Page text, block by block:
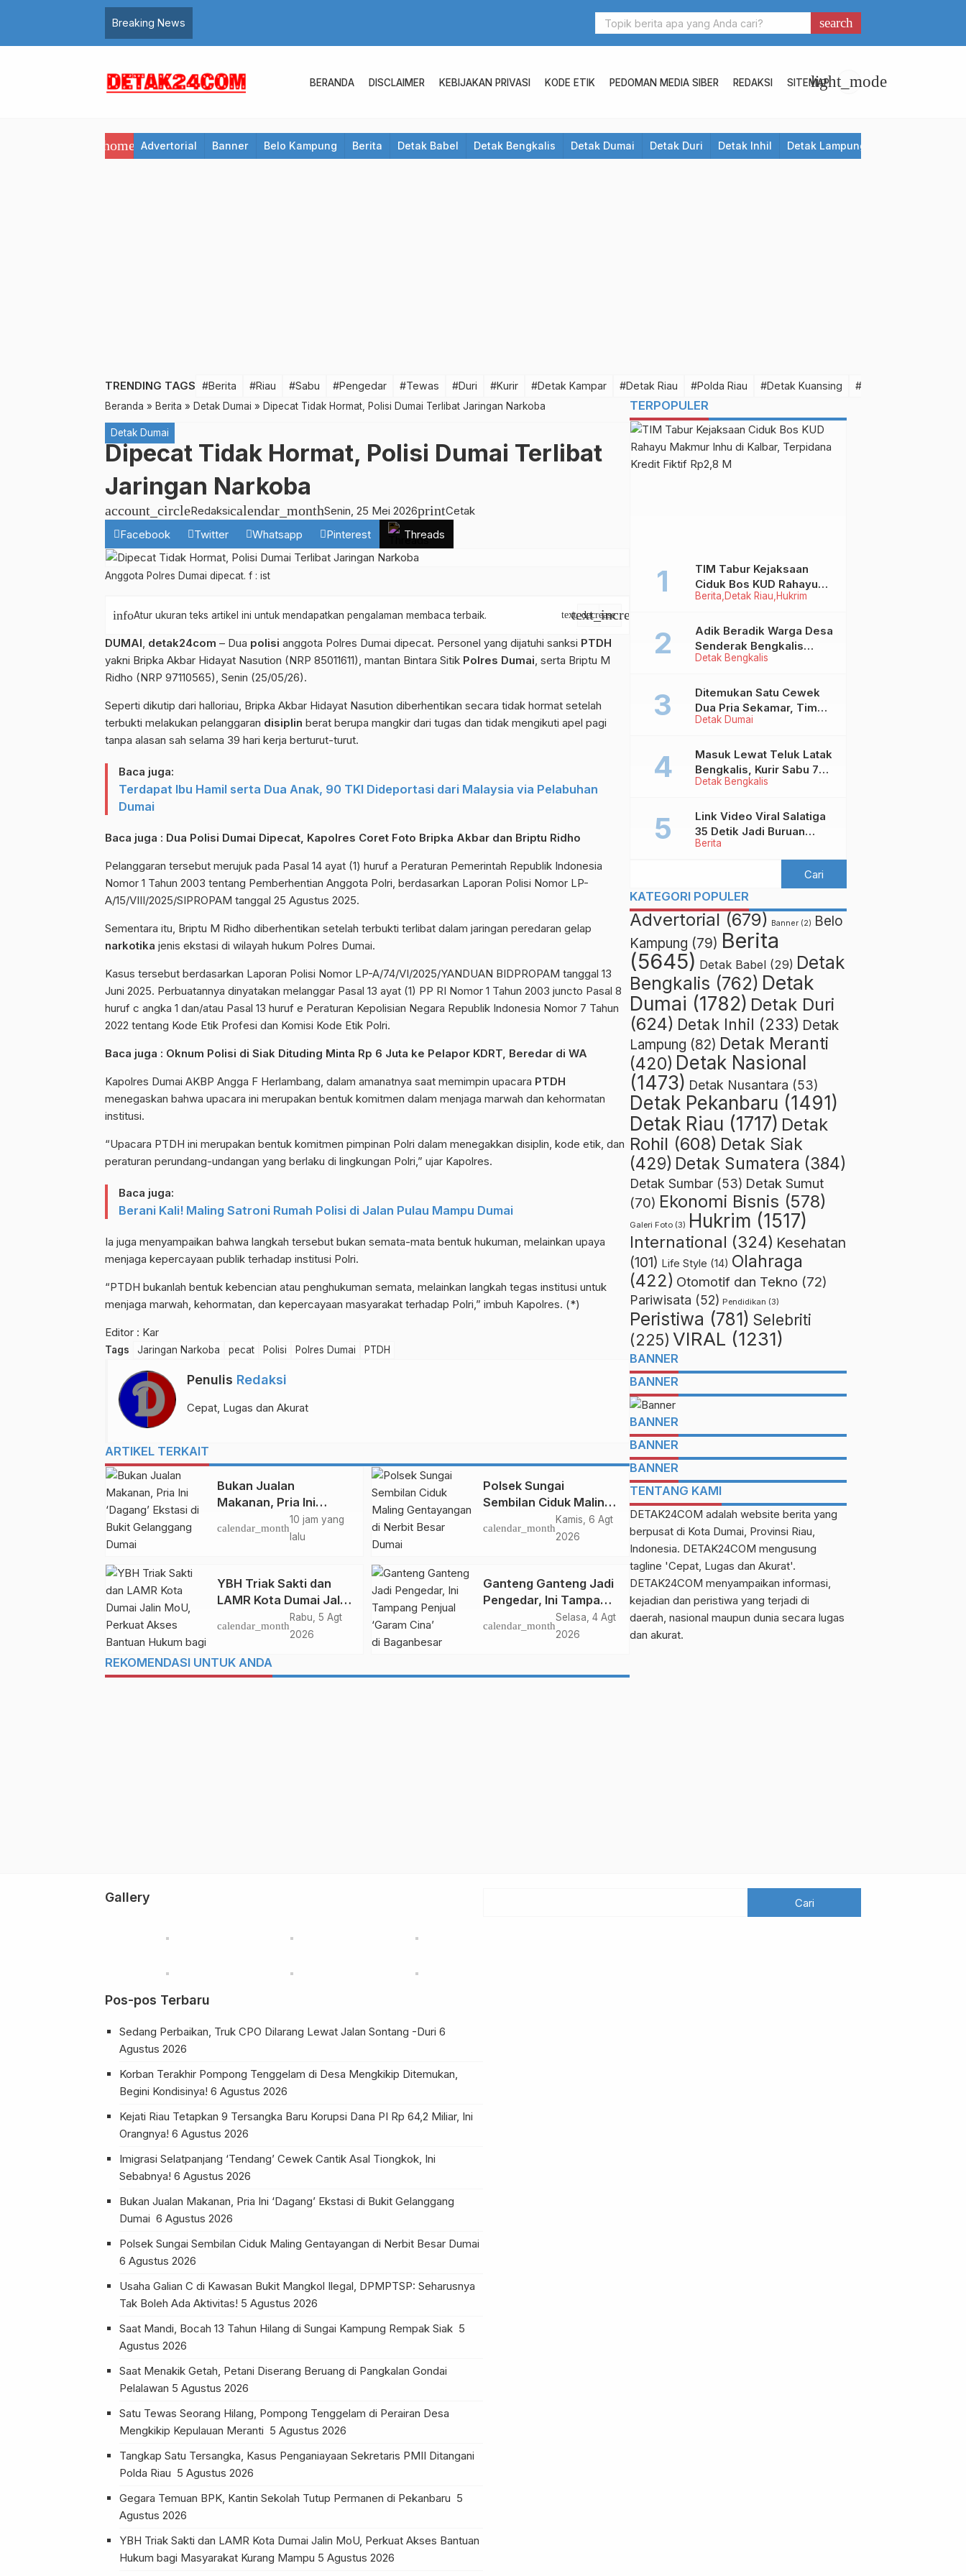
Breaking News search
BERANDA DISCLAIMER KEBIJAKAN PRIVASI KODE ETIK PEDOMAN MEDIA SIBER REDAKSI SITEMAPlight_mode
home Advertorial Banner Belo Kampung Berita Detak Babel Detak Bengkalis Detak Dumai Detak Duri Detak Inhil Detak Lampung
TRENDING TAGS #Berita #Riau #Sabu #Pengedar #Tewas #Duri #Kurir #Detak Kampar #Detak Riau #Polda Riau #Detak Kuansing #Detak Pelalawan
Beranda » Berita » Detak Dumai » Dipecat Tidak Hormat, Polisi Dumai Terlibat Jaringan Narkoba
Detak Dumai
Dipecat Tidak Hormat, Polisi Dumai Terlibat
Jaringan Narkoba
account_circleRedaksicalendar_monthSenin, 25 Mei 2026printCetak
Facebook
Twitter Whatsapp Pinterest Threads
Anggota Polres Dumai dipecat. f : ist
infoAtur ukuran teks artikel ini untuk mendapatkan pengalaman membaca terbaik. text_decrease
text_increase
DUMAI, detak24com – Dua polisi anggota Polres Dumai dipecat. Personel yang dijatuhi sanksi PTDH
yakni Bripka Akbar Hidayat Nasution (NRP 85011611), mantan Bintara Sitik Polres Dumai, serta Briptu M
Ridho (NRP 97110565), Senin (25/05/26).
Seperti dikutip dari halloriau, Bripka Akbar Hidayat Nasution diberhentikan secara tidak hormat setelah
terbukti melakukan pelanggaran disiplin berat berupa mangkir dari tugas dan tidak mengikuti apel pagi
tanpa alasan sah selama 39 hari kerja berturut-turut.
Baca juga:
Terdapat Ibu Hamil serta Dua Anak, 90 TKI Dideportasi dari Malaysia via Pelabuhan
Dumai
Baca juga : Dua Polisi Dumai Dipecat, Kapolres Coret Foto Bripka Akbar dan Briptu Ridho
Pelanggaran tersebut merujuk pada Pasal 14 ayat (1) huruf a Peraturan Pemerintah Republik Indonesia
Nomor 1 Tahun 2003 tentang Pemberhentian Anggota Polri, berdasarkan Laporan Polisi Nomor LP-
A/15/VIII/2025/SIPROPAM tanggal 25 Agustus 2025.
Sementara itu, Briptu M Ridho diberhentikan setelah terbukti terlibat dalam jaringan peredaran gelap
narkotika jenis ekstasi di wilayah hukum Polres Dumai.
Kasus tersebut berdasarkan Laporan Polisi Nomor LP-A/74/VI/2025/YANDUAN BIDPROPAM tanggal 13
Juni 2025. Perbuatannya dinyatakan melanggar Pasal 13 ayat (1) PP RI Nomor 1 Tahun 2003 juncto Pasal 8
huruf c angka 1 dan/atau Pasal 13 huruf e Peraturan Kepolisian Negara Republik Indonesia Nomor 7 Tahun
2022 tentang Kode Etik Profesi dan Komisi Kode Etik Polri.
Baca juga : Oknum Polisi di Siak Dituding Minta Rp 6 Juta ke Pelapor KDRT, Beredar di WA
Kapolres Dumai AKBP Angga F Herlambang, dalam amanatnya saat memimpin upacara PTDH
menegaskan bahwa upacara ini merupakan bentuk komitmen dalam menjaga marwah dan kehormatan
institusi.
“Upacara PTDH ini merupakan bentuk komitmen pimpinan Polri dalam menegakkan disiplin, kode etik, dan
peraturan perundang-undangan yang berlaku di lingkungan Polri,” ujar Kapolres.
Baca juga:
Berani Kali! Maling Satroni Rumah Polisi di Jalan Pulau Mampu Dumai
Ia juga menyampaikan bahwa langkah tersebut bukan semata-mata bentuk hukuman, melainkan upaya
menjaga kepercayaan publik terhadap institusi Polri.
“PTDH bukanlah bentuk kebencian atau penghukuman semata, melainkan langkah tegas institusi untuk
menjaga marwah, kehormatan, dan kepercayaan masyarakat terhadap Polri,” imbuh Kapolres. (*)
Editor : Kar
Tags Jaringan Narkoba pecat Polisi Polres Dumai PTDH
Penulis Redaksi
Cepat, Lugas dan Akurat
ARTIKEL TERKAIT
Bukan Jualan
Makanan, Pria Ini
‘Dagang’ Ekstasi di
Bukit Gelanggang
calendar_month
10 jam yang
lalu
Polsek Sungai
Sembilan Ciduk Maling
Gentayangan di Nerbit
Besar Dumai
calendar_month
Kamis, 6 Agt
2026
YBH Triak Sakti dan
LAMR Kota Dumai Jalin
MoU, Perkuat Akses
Bantuan Hukum bagi
Mampu
calendar_month
Rabu, 5 Agt
2026
Ganteng Ganteng Jadi
Pengedar, Ini Tampang
Penjual ‘Garam Cina’
di Baganbesar Timur
calendar_month
Selasa, 4 Agt
2026
REKOMENDASI UNTUK ANDA
TERPOPULER
Berita Detak Riau Hukrim
TIM Tabur Kejaksaan
Ciduk Bos KUD Rahayu
Makmur Inhu di Kalbar,
Rp2,8 M
Detak Bengkalis
Adik Beradik Warga Desa
Senderak Bengkalis
‘Ditendang’ ke Malaysia,
Detak Dumai
Ditemukan Satu Cewek
Dua Pria Sekamar, Tim
Yustisi Dumai Garuk
Mesum
Detak Bengkalis
Masuk Lewat Teluk Latak
Bengkalis, Kurir Sabu 7
Kilo Diringkus di
Berita
Link Video Viral Salatiga
35 Detik Jadi Buruan
Netizen
KATEGORI POPULER
Advertorial (679) Banner (2) Belo
Kampung (79) Berita
(5645) Detak Babel (29) Detak
Bengkalis (762) Detak
Dumai (1782) Detak Duri
(624) Detak Inhil (233) Detak
Lampung (82) Detak Meranti
(420) Detak Nasional
(1473) Detak Nusantara (53)
Detak Pekanbaru (1491)
Detak Riau (1717) Detak
Rohil (608) Detak Siak
(429) Detak Sumatera (384)
Detak Sumbar (53) Detak Sumut
(70) Ekonomi Bisnis (578)
Galeri Foto (3) Hukrim (1517)
International (324) Kesehatan
(101) Life Style (14) Olahraga
(422) Otomotif dan Tekno (72)
Pariwisata (52) Pendidikan (3)
Peristiwa (781) Selebriti
(225) VIRAL (1231)
BANNER
BANNER
BANNER
BANNER
BANNER
TENTANG KAMI
DETAK24COM adalah website berita yang
berpusat di Kota Dumai, Provinsi Riau,
Indonesia. DETAK24COM mengusung
tagline 'Cepat, Lugas dan Akurat'.
DETAK24COM menyampaikan informasi,
kejadian dan peristiwa yang terjadi di
daerah, nasional maupun dunia secara lugas
dan akurat.
Gallery
Pos-pos Terbaru
Sedang Perbaikan, Truk CPO Dilarang Lewat Jalan Sontang -Duri 6
Agustus 2026
Korban Terakhir Pompong Tenggelam di Desa Mengkikip Ditemukan,
Begini Kondisinya! 6 Agustus 2026
Kejati Riau Tetapkan 9 Tersangka Baru Korupsi Dana PI Rp 64,2 Miliar, Ini
Orangnya! 6 Agustus 2026
Imigrasi Selatpanjang ‘Tendang’ Cewek Cantik Asal Tiongkok, Ini
Sebabnya! 6 Agustus 2026
Bukan Jualan Makanan, Pria Ini ‘Dagang’ Ekstasi di Bukit Gelanggang
Dumai 6 Agustus 2026
Polsek Sungai Sembilan Ciduk Maling Gentayangan di Nerbit Besar Dumai
6 Agustus 2026
Usaha Galian C di Kawasan Bukit Mangkol Ilegal, DPMPTSP: Seharusnya
Tak Boleh Ada Aktivitas! 5 Agustus 2026
Saat Mandi, Bocah 13 Tahun Hilang di Sungai Kampung Rempak Siak 5
Agustus 2026
Saat Menakik Getah, Petani Diserang Beruang di Pangkalan Gondai
Pelalawan 5 Agustus 2026
Satu Tewas Seorang Hilang, Pompong Tenggelam di Perairan Desa
Mengkikip Kepulauan Meranti 5 Agustus 2026
Tangkap Satu Tersangka, Kasus Penganiayaan Sekretaris PMII Ditangani
Polda Riau 5 Agustus 2026
Gegara Temuan BPK, Kantin Sekolah Tutup Permanen di Pekanbaru 5
Agustus 2026
YBH Triak Sakti dan LAMR Kota Dumai Jalin MoU, Perkuat Akses Bantuan
Hukum bagi Masyarakat Kurang Mampu 5 Agustus 2026